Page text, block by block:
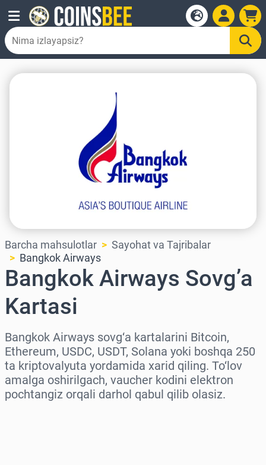
Barcha mahsulotlar
Sayohat va Tajribalar
Bangkok Airways
Bangkok Airways Sovg’a
Kartasi
Bangkok Airways sovg‘a kartalarini Bitcoin,
Ethereum, USDC, USDT, Solana yoki boshqa 250
ta kriptovalyuta yordamida xarid qiling. To‘lov
amalga oshirilgach, vaucher kodini elektron
pochtangiz orqali darhol qabul qilib olasiz.